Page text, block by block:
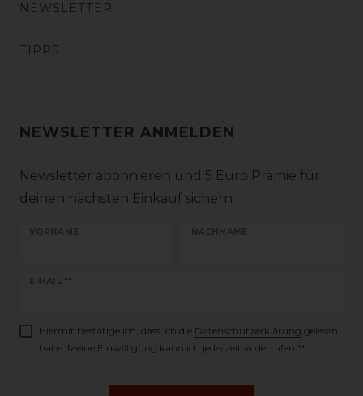
NEWSLETTER
TIPPS
NEWSLETTER ANMELDEN
Newsletter abonnieren und 5 Euro Prämie für
deinen nächsten Einkauf sichern
VORNAME NACHNAME
E-MAIL **
Newsletter
Hiermit bestätige ich, dass ich die Daten­schutz­erklärung gelesen
habe. Meine Einwilligung kann ich jederzeit widerrufen.**